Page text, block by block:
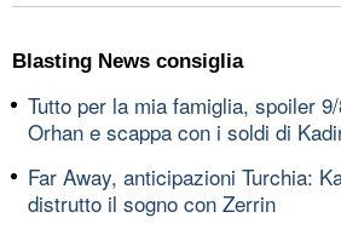
Blasting News consiglia
Tutto per la mia famiglia, spoiler
Orhan e scappa con i soldi di
Far Away, anticipazioni Turchia:
distrutto il sogno con Zerrin